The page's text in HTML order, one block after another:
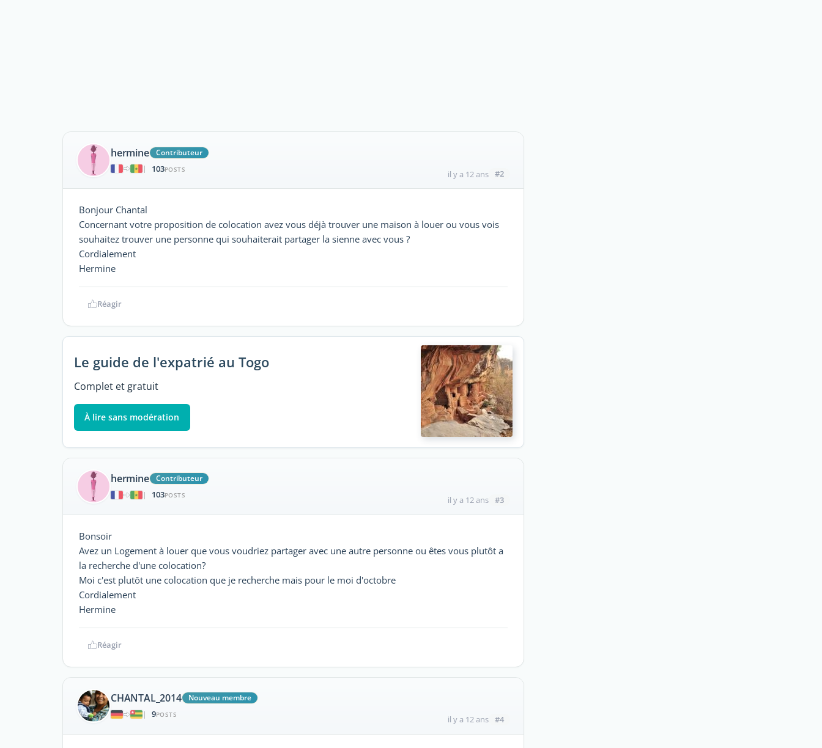
hermine
Contributeur
|
103POSTS il y a 12 ans #2
Bonjour Chantal
Concernant votre proposition de colocation avez vous déjà trouver une maison à louer ou vous vois
souhaitez trouver une personne qui souhaiterait partager la sienne avec vous ?
Cordialement
Hermine
Réagir
Le guide de l'expatrié au Togo
Complet et gratuit
À lire sans modération
hermine
Contributeur
|
103POSTS il y a 12 ans #3
Bonsoir
Avez un Logement à louer que vous voudriez partager avec une autre personne ou êtes vous plutôt a
la recherche d'une colocation?
Moi c'est plutôt une colocation que je recherche mais pour le moi d'octobre
Cordialement
Hermine
Réagir
CHANTAL_2014
Nouveau membre
|
9POSTS il y a 12 ans #4